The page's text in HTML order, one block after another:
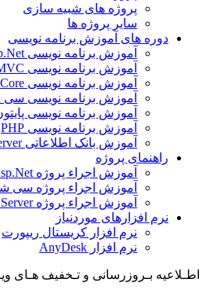
پروژه های شبیه سازی
سایر پروژه ها
دوره های آموزش برنامه نویسی
آموزش برنامه نویسی Asp.Net
آموزش برنامه نویسی Asp.Net MVC
آموزش برنامه نویسی Asp.Net Core
آموزش برنامه نویسی
آموزش برنامه نویسی
آموزش برنامه نویسی PHP
آموزش بانک اطلاعاتی Sql Server
راهنمای پروژه
آموزش اجراء پروژه Asp.Net
آموزش اجراء پروژه سی
آموزش اجراء پروژه Sql Server
نرم افزارهای موردنیاز
نرم افزار کریستال ریپورت
نرم افزار AnyDesk
اطـلاعیه بـروزرسانی و تـخفیف هـای